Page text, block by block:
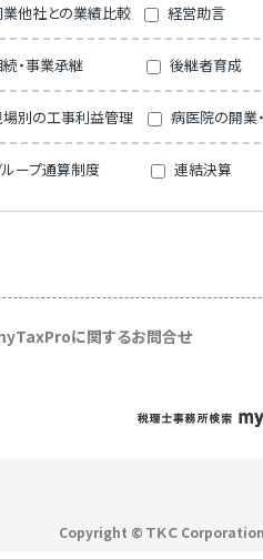
業他社との業績比較
経営助言
・事業承継 後継者育成
別の工事利益管理 病医院の開業
ループ通算制度 連結決算
に関するお問合せ
Copyright © ＴＫＣ Corporation